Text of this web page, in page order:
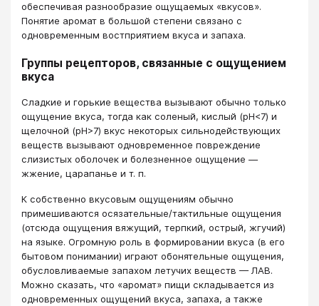
обеспечивая разнообразие ощущаемых «вкусов».
Понятие аромат в большой степени связано с
одновременным востприятием вкуса и запаха.
Группы рецепторов, связанные с ощущением
вкуса
Сладкие и горькие вещества вызывают обычно только
ощущение вкуса, тогда как соленый, кислый (pH<7) и
щелочной (pH>7) вкус некоторых сильнодействующих
веществ вызывают одновременное повреждение
слизистых оболочек и болезненное ощущение —
жжение, царапанье и т. п.
К собственно вкусовым ощущениям обычно
примешиваются осязательные/тактильные ощущения
(отсюда ощущения вяжущий, терпкий, острый, жгучий)
на языке. Огромную роль в формировании вкуса (в его
бытовом понимании) играют обонятельные ощущения,
обусловливаемые запахом летучих веществ — ЛАВ.
Можно сказать, что «аромат» пищи складывается из
одновременных ощущений вкуса, запаха, а также